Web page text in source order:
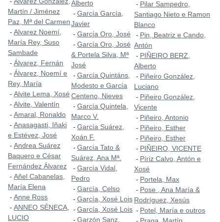
Martín / Jiménez
Paz, Mª del Carmen
- Alvarez Noemí,
María Rey, Suso
Sambade
- Álvarez, Fernán
- Álvarez, Noemí e
Rey, María
- Alvite Lema, Xosé
- Alvite, Valentín
- Amaral, Ronaldo
- Anasagasti, Iñaki
e Estévez, José
- Andrea Suárez
Baquero e César
Fernández Álvarez
- Añel Cabanelas,
María Elena
- Anne Ross
- ANNEO SÉNECA,
LUCIO
Alberto
- García García,
Javier
- García Oro, José
- García Oro, José
& Portela Silva, Mª
José
- García Quintáns,
Modesto e García
Centeno, Nieves
- García Quintela,
Marco V.
- García Suárez,
Xoán F.
- García Tato &
Suárez, Ana Mª.
- García Vidal,
Pedro
- García, Celso
- García, Xosé Lois
- García, Xosé Lois
- Garzón Sanz,
- Pilar Sampedro,
Santiago Nieto e Ramon
Blanco
- Pin, Beatriz e Cando,
Antón
- PIÑEIRO BERZ,
Alberto
- Piñeiro González,
Luciano
- Piñeiro González,
Vicente
- Piñeiro, Antonio
- Piñeiro, Esther
- Piñeiro, Esther
- PIÑEIRO, VICENTE
- Píriz Calvo, Antón e
Xosé
- Portela, Max
- Pose , Ana María &
Rodríguez, Xesús
- Potel, María e outros